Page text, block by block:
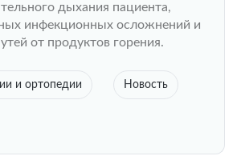
дыхания пациента,
инфекционных осложнений и
от продуктов горения.
и ортопедии Новость